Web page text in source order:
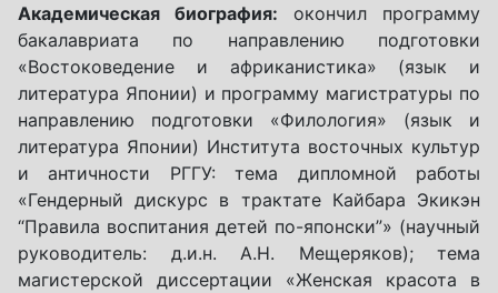
Академическая биография: окончил программу
бакалавриата по направлению подготовки
«Востоковедение и африканистика» (язык и
литература Японии) и программу магистратуры по
направлению подготовки «Филология» (язык и
литература Японии) Института восточных культур
и античности РГГУ: тема дипломной работы
«Гендерный дискурс в трактате Кайбара Экикэн
“Правила воспитания детей по-японски”» (научный
руководитель: д.и.н. А.Н. Мещеряков); тема
магистерской диссертации «Женская красота в